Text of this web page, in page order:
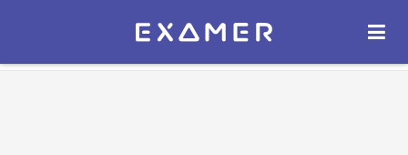
Экзамер — ЕГЭ 2027
ОТКРЫТЬ